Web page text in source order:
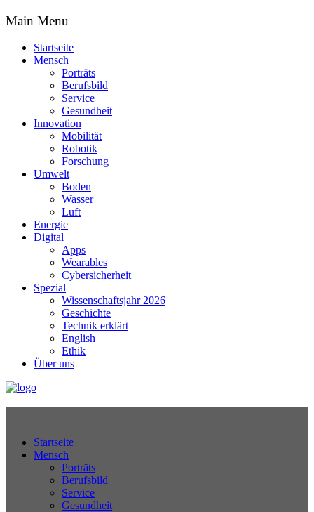
Main Menu
Startseite
Mensch
Porträts
Berufsbild
Service
Gesundheit
Innovation
Mobilität
Robotik
Forschung
Umwelt
Boden
Wasser
Luft
Energie
Digital
Apps
Wearables
Cybersicherheit
Spezial
Wissenschaftsjahr 2026
Geschichte
Technik erklärt
English
Ethik
Über uns
Startseite
Mensch
Porträts
Berufsbild
Service
Gesundheit